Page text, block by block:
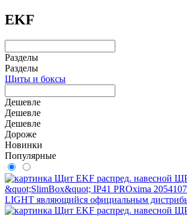
EKF
Разделы
Разделы
Щиты и боксы
Дешевле
Дешевле
Дешевле
Дороже
Новинки
Популярные